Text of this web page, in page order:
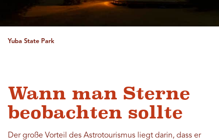
Yuba State Park
Wann man Sterne
beobachten sollte
Der große Vorteil des Astrotourismus liegt darin, dass er